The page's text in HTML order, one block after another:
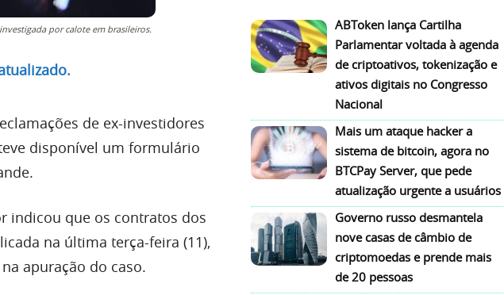
por calote em brasileiros.
de ex-investidores
disponível um formulário
indicou que os contratos dos
na última terça-feira (11),
apuração do caso.
ABToken lança Cartilha
Parlamentar voltada à agenda
de criptoativos, tokenização e
ativos digitais no Congresso
Nacional
Mais um ataque hacker a
sistema de bitcoin, agora no
BTCPay Server, que pede
atualização urgente a usuários
Governo russo desmantela
nove casas de câmbio de
criptomoedas e prende mais
de 20 pessoas